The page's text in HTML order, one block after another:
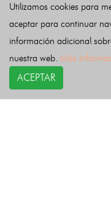
Villamanrique de
Villanueva del
Villaverde
Utilizamos cookies para
aceptar para continuar
información adicional
nuestra web. Más
ACEPTAR